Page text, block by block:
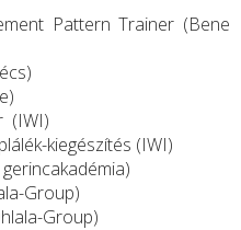
Pattern Trainer (Bene
(IWI)
kiegészítés (IWI)
Group)
Group)